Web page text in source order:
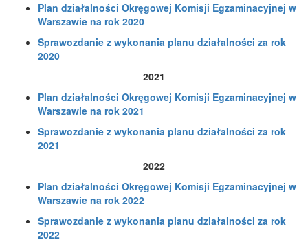
Plan działalności Okręgowej Komisji Egzaminacyjnej w
Warszawie na rok 2020
Sprawozdanie z wykonania planu działalności za rok
2020
2021
Plan działalności Okręgowej Komisji Egzaminacyjnej w
Warszawie na rok 2021
Sprawozdanie z wykonania planu działalności za rok
2021
2022
Plan działalności Okręgowej Komisji Egzaminacyjnej w
Warszawie na rok 2022
Sprawozdanie z wykonania planu działalności za rok
2022